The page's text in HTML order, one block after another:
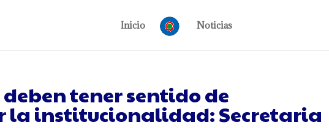
Inicio Noticias
tener sentido de
la institucionalidad: Secretaria